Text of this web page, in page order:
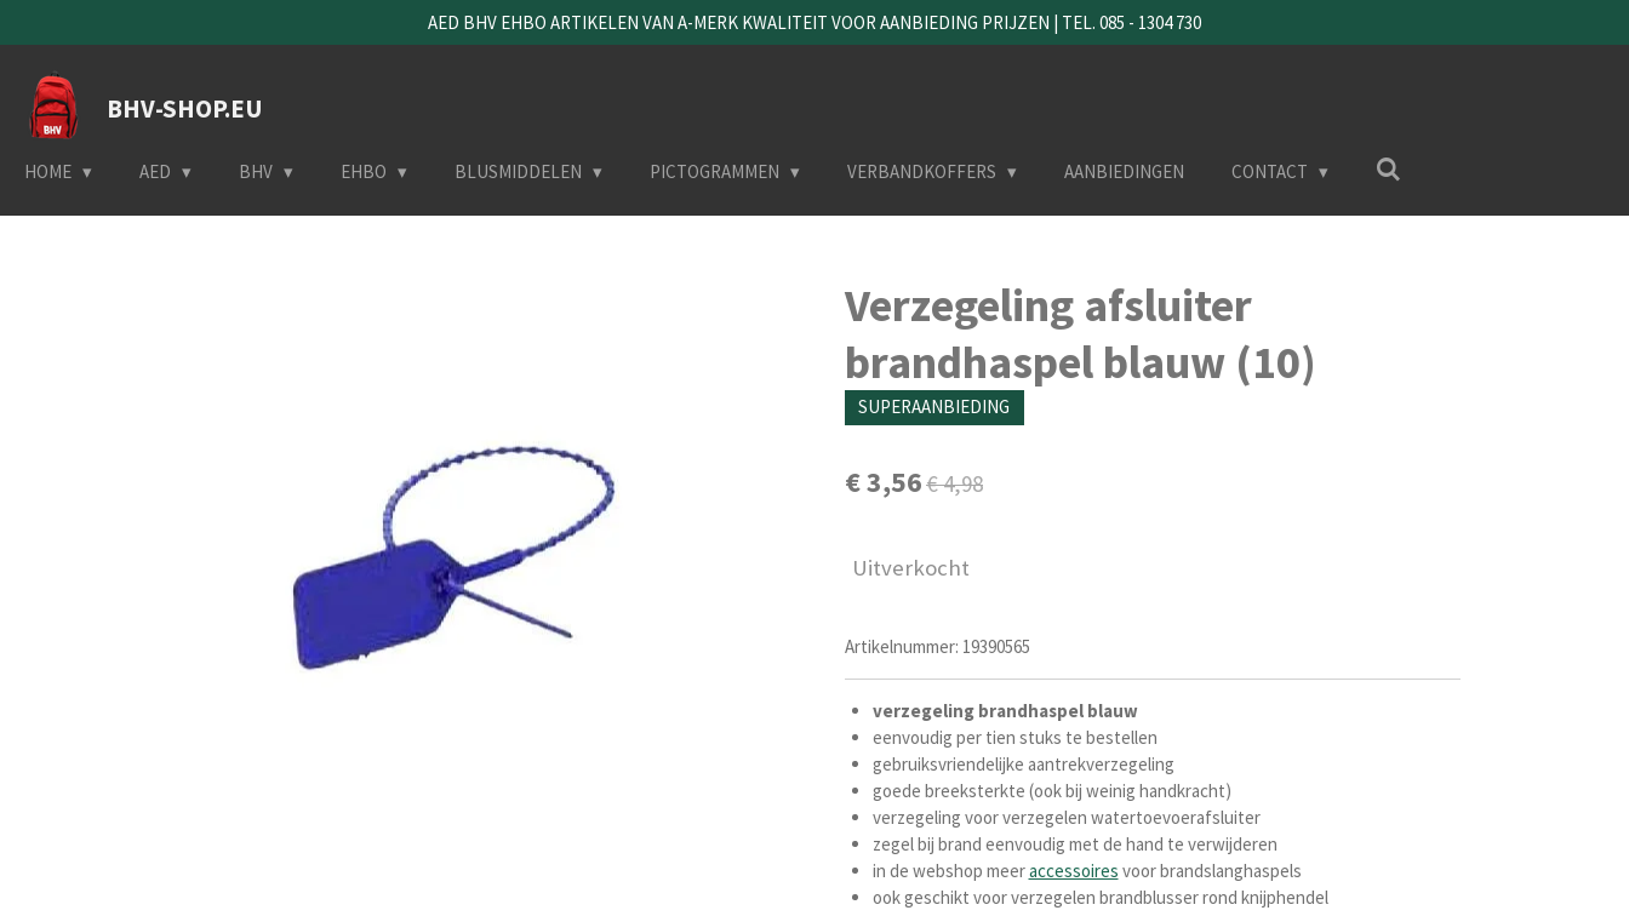
direct
naar
hoofdinhoud
AED BHV EHBO ARTIKELEN VAN A-MERK KWALITEIT VOOR AANBIEDING PRIJZEN | TEL. 085 - 1304 730
BHV-SHOP.EU
HOME AED BHV EHBO BLUSMIDDELEN PICTOGRAMMEN VERBANDKOFFERS AANBIEDINGEN CONTACT
Verzegeling afsluiter
brandhaspel blauw (10)
SUPERAANBIEDING
€ 3,56€ 4,98
Uitverkocht
Artikelnummer: 19390565
verzegeling brandhaspel blauw
eenvoudig per tien stuks te bestellen
gebruiksvriendelijke aantrekverzegeling
goede breeksterkte (ook bij weinig handkracht)
verzegeling voor verzegelen watertoevoerafsluiter
zegel bij brand eenvoudig met de hand te verwijderen
in de webshop meeraccessoires voor brandslanghaspels
ook geschikt voor verzegelen brandblusser rond knijphendel